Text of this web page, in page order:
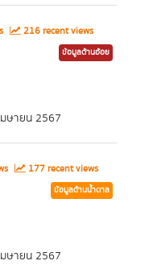
216 recent views
ข้อมูลด้านอ้อย
มษายน 2567
177 recent views
ข้อมูลด้านน้ำตาล
มษายน 2567